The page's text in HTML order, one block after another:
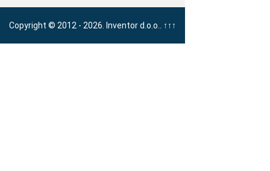
Copyright © 2012 - 2026. Inventor d.o.o.. ↑↑↑